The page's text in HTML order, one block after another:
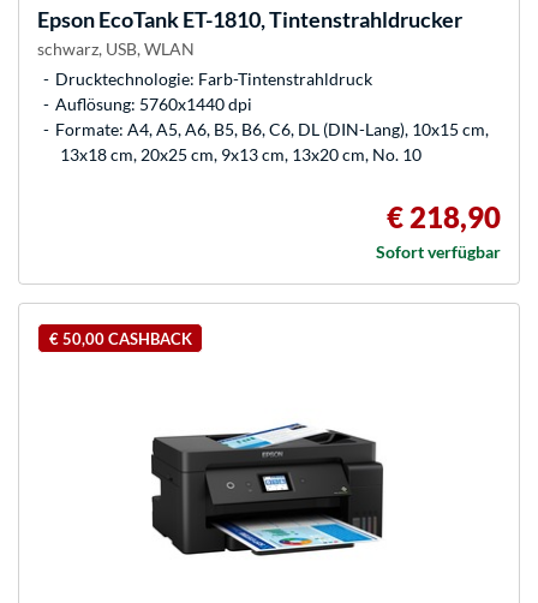
EpsonEcoTank ET-1810, Tintenstrahldrucker
schwarz, USB, WLAN
Drucktechnologie: Farb-Tintenstrahldruck
Auflösung: 5760x1440 dpi
Formate: A4, A5, A6, B5, B6, C6, DL (DIN-Lang), 10x15 cm,
13x18 cm, 20x25 cm, 9x13 cm, 13x20 cm, No. 10
€ 218,90
Sofort verfügbar
€ 50,00 CASHBACK